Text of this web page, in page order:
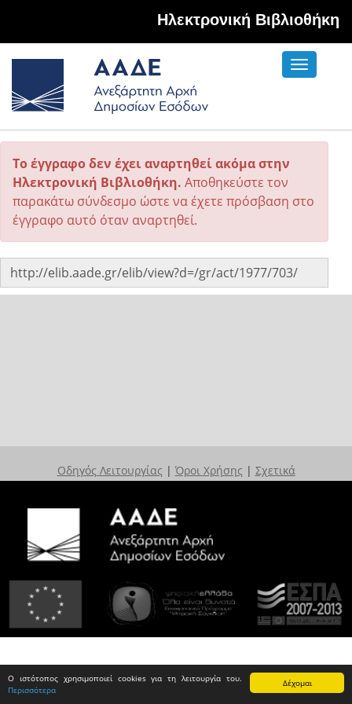
Δέχομαι
Ο ιστότοπος χρησιμοποιεί cookies για τη λειτουργία του.
Περισσότερα
Hλεκτρονική Βιβλιοθήκη
Toggle
Το έγγραφο δεν έχει αναρτηθεί ακόμα στην
Ηλεκτρονική Βιβλιοθήκη. Αποθηκεύστε τον
παρακάτω σύνδεσμο ώστε να έχετε πρόσβαση στο
έγγραφο αυτό όταν αναρτηθεί.
Οδηγός Λειτουργίας | Όροι Χρήσης | Σχετικά